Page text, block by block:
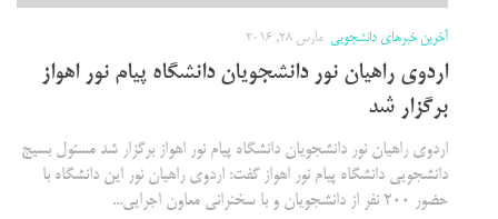
آخرین خبرهای دانشجویی مارس 28, 2016
اردوی راهیان نور دانشجویان دانشگاه پیام نور اهواز
برگزار شد
اردوی راهیان نور دانشجویان دانشگاه پیام نور اهواز برگزار شد مسئول بسیج
دانشجویی دانشگاه پیام نور اهواز گفت: اردوی راهیان نور این دانشگاه با
حضور ۲۰۰ نفر از دانشجویان و با سخنرانی معاون اجرایی...